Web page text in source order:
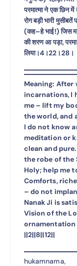
परमात्मा ने एक
रोग बड़ी भारी
(कह–हे भाई!) जिस
की शरण आ पड़ा,
लिया।4।22।28।
Meaning: After
incarnations, I
me – lift my
the world, and
I do not know
meditation or
clean and
the robe of the
Holy; help me
Comforts,
– do not
Nanak Ji is
Vision of the
ornamentation
||2||8||12||
hukamnama,